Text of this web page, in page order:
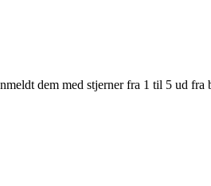
dem med stjerner fra 1 til 5 ud